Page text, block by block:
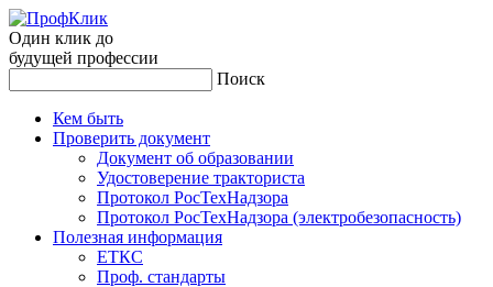
Один клик до
будущей профессии
Поиск
Кем быть
Проверить документ
Документ об образовании
Удостоверение тракториста
Протокол РосТехНадзора
Протокол РосТехНадзора (электробезопасность)
Полезная информация
ЕТКС
Проф. стандарты